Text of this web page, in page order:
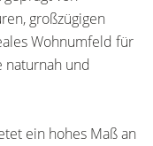
großzügigen
Wohnumfeld für
naturnah und
ein hohes Maß an